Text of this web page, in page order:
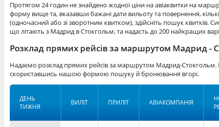
Протягом 24 годин не знайдено жодної ціни на авіаквитки на
форму вище та, вказавши бажані дати вильоту та повернення,
(одночасний або зі зворотним квитком), здійсніть пошук квитків.
що літають з Мадрид в Стокгольм, та надасть до 200 найкращих
Розклад прямих рейсів за маршрутом Мадрид -
Надаємо розклад прямих рейсів за маршрутом Мадрид-Стокгольм.
скориставшись нашою формою пошуку й бронювання вгорі.
ДЕНЬ
ТИЖНЯ
ВИЛІТ ПРИЛІТ АВІАКОМПАНІЯ